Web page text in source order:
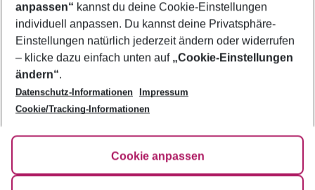
Footer
Footer navigation
Über uns
AGB
Bestpreisgarantie
Cookie-Einstellungen ändern
Cookie-Richtlinie
Impressum
Agenturbetreuung
Barrierefreies Reisen
HanseMerkur Reiseversicherung
Hilfe & Kontakt
Folge uns
anpassen“ kannst du deine Cookie-Einstellungen
individuell anpassen. Du kannst deine Privatsphäre-
Einstellungen natürlich jederzeit ändern oder widerrufen
– klicke dazu einfach unten auf „Cookie-Einstellungen
ändern“.
Datenschutz-Informationen
Impressum
Cookie/Tracking-Informationen
Cookie anpassen